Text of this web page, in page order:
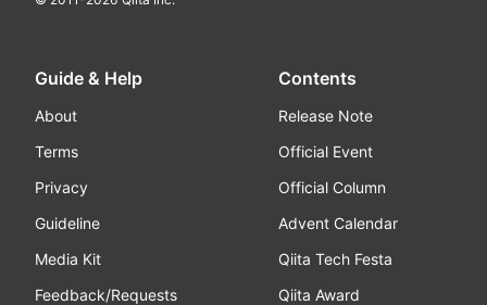
Guide & Help
About
Terms
Privacy
Guideline
Media Kit
Feedback/Requests
Contents
Release Note
Official Event
Official Column
Advent Calendar
Qiita Tech Festa
Qiita Award